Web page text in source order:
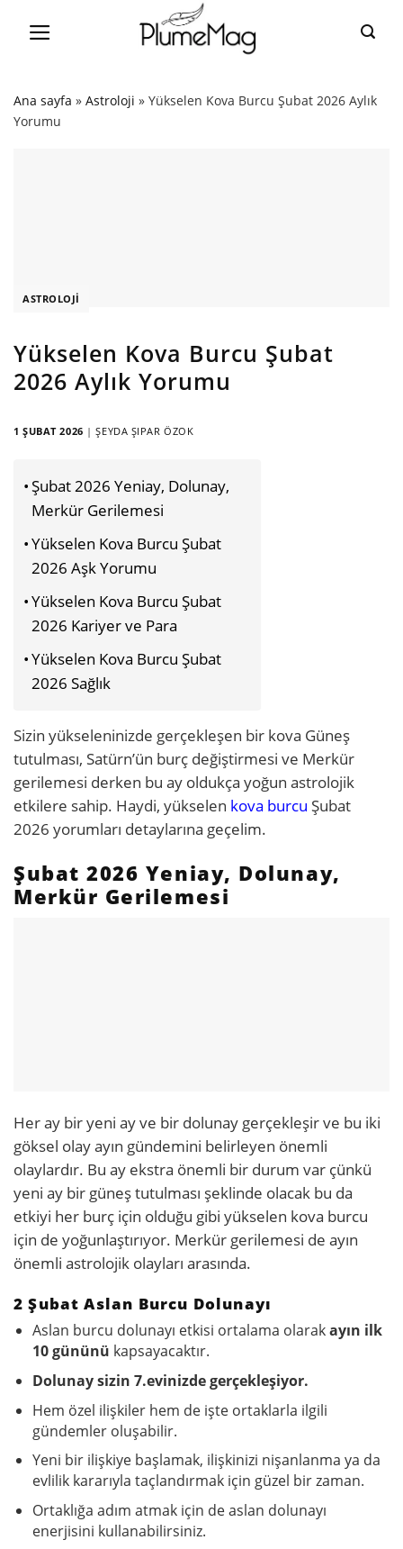
Ana sayfa » Astroloji » Yükselen Kova Burcu Şubat 2026 Aylık
Yorumu
ASTROLOJI
Yükselen Kova Burcu Şubat
2026 Aylık Yorumu
1 ŞUBAT 2026 |ŞEYDA ŞIPAR ÖZOK
Şubat 2026 Yeniay, Dolunay,
Merkür Gerilemesi
Yükselen Kova Burcu Şubat
2026 Aşk Yorumu
Yükselen Kova Burcu Şubat
2026 Kariyer ve Para
Yükselen Kova Burcu Şubat
2026 Sağlık
Sizin yükseleninizde gerçekleşen bir kova Güneş
tutulması, Satürn’ün burç değiştirmesi ve Merkür
gerilemesi derken bu ay oldukça yoğun astrolojik
etkilere sahip. Haydi, yükselen kova burcu Şubat
2026 yorumları detaylarına geçelim.
Şubat 2026 Yeniay, Dolunay,
Merkür Gerilemesi
Her ay bir yeni ay ve bir dolunay gerçekleşir ve bu iki
göksel olay ayın gündemini belirleyen önemli
olaylardır. Bu ay ekstra önemli bir durum var çünkü
yeni ay bir güneş tutulması şeklinde olacak bu da
etkiyi her burç için olduğu gibi yükselen kova burcu
için de yoğunlaştırıyor. Merkür gerilemesi de ayın
önemli astrolojik olayları arasında.
2 Şubat Aslan Burcu Dolunayı
Aslan burcu dolunayı etkisi ortalama olarakayın ilk
10 gününü kapsayacaktır.
Dolunay sizin 7.evinizde gerçekleşiyor.
Hem özel ilişkiler hem de işte ortaklarla ilgili
gündemler oluşabilir.
Yeni bir ilişkiye başlamak, ilişkinizi nişanlanma ya da
evlilik kararıyla taçlandırmak için güzel bir zaman.
Ortaklığa adım atmak için de aslan dolunayı
enerjisini kullanabilirsiniz.